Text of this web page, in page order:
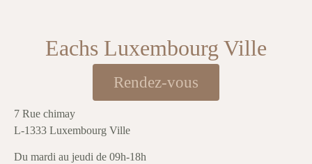
Eachs Luxembourg Ville
Rendez-vous
7 Rue chimay
L-1333 Luxembourg Ville
Du mardi au jeudi de 09h-18h